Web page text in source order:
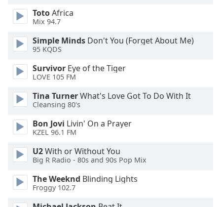
Beginning
dialog
Escape
cancel
and
window.
Text
TotoAfrica
Mix 94.7
Simple Minds Don't You (Forget About Me)
95 KQDS
Survivor Eye of the Tiger
LOVE 105 FM
Tina TurnerWhat's Love Got To Do With It
Cleansing 80's
Bon Jovi Livin' On a Prayer
KZEL 96.1 FM
U2With or Without You
Big R Radio - 80s and 90s Pop Mix
The Weeknd Blinding Lights
Froggy 102.7